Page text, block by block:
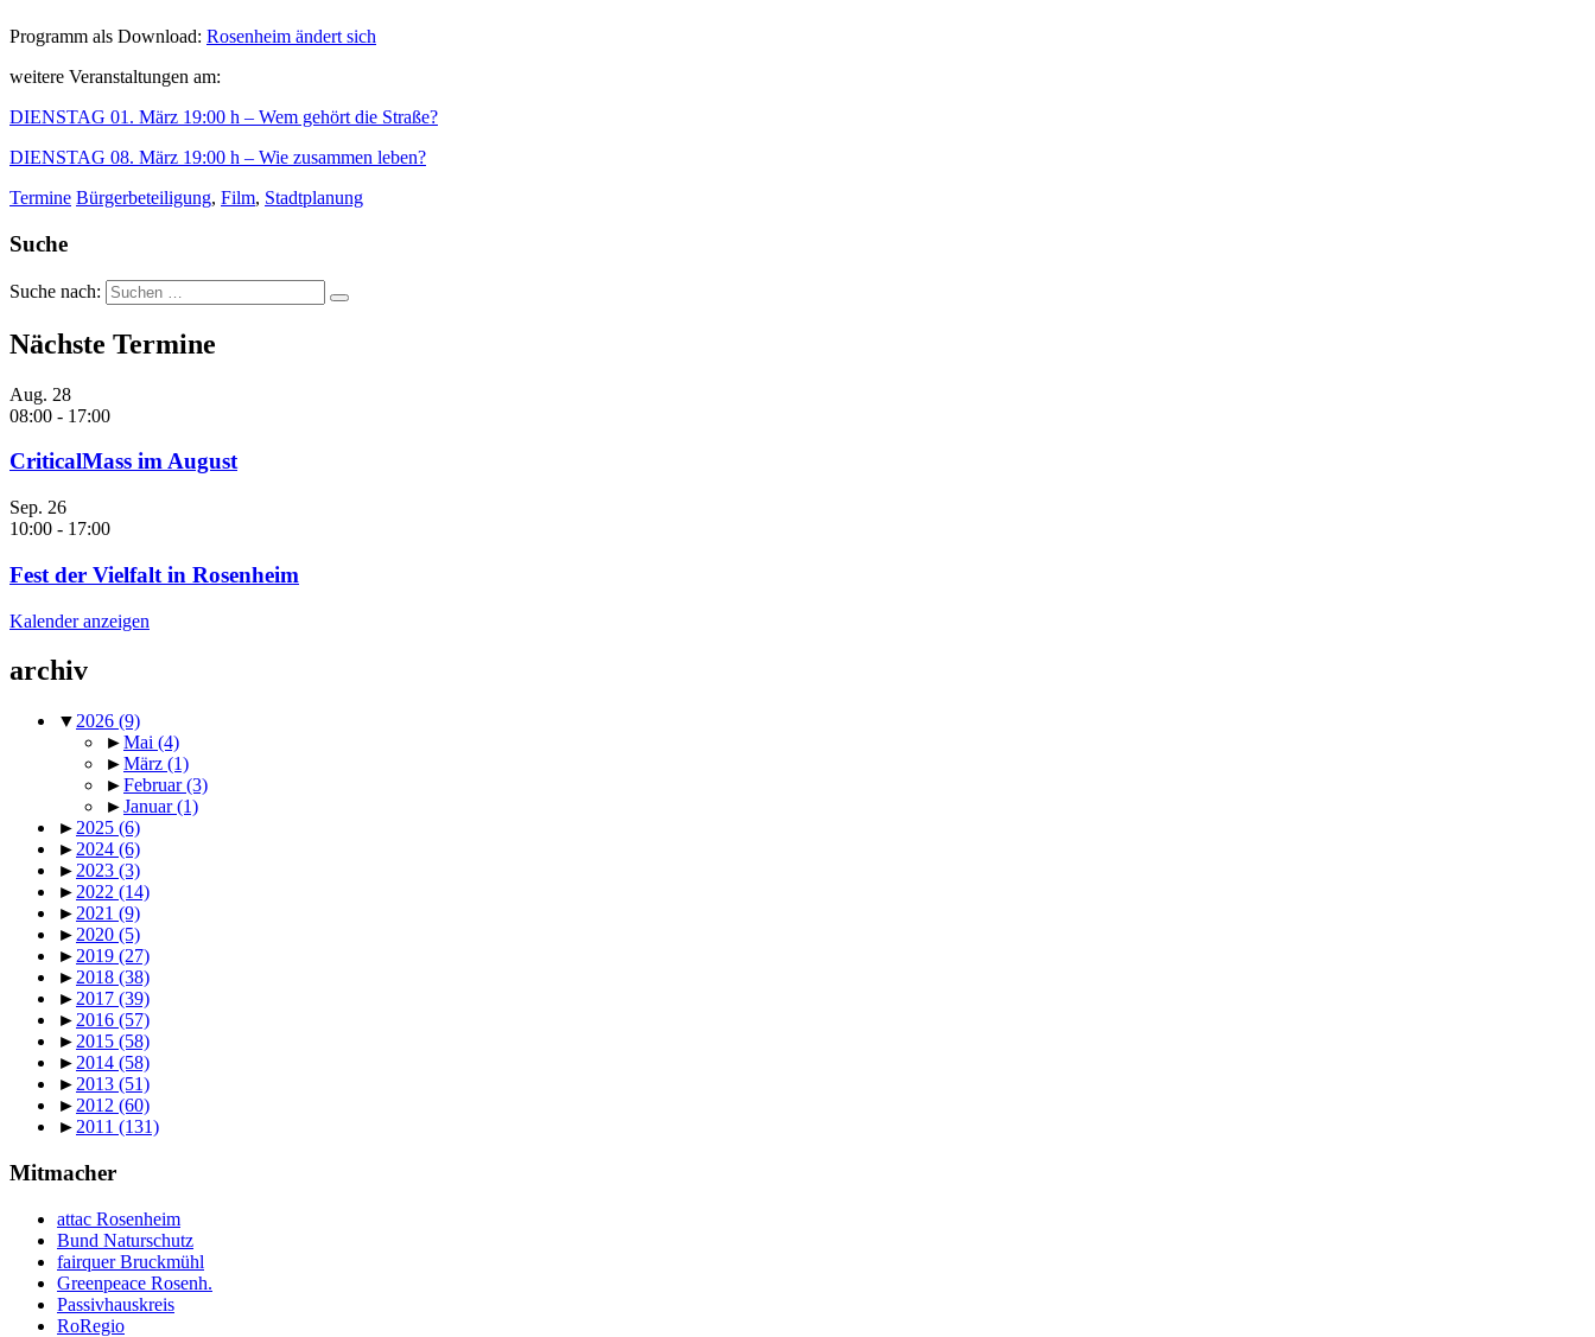
Programm als Download: Rosenheim ändert sich
weitere Veranstaltungen am:
DIENSTAG 01. März 19:00 h – Wem gehört die Straße?
DIENSTAG 08. März 19:00 h – Wie zusammen leben?
Termine Bürgerbeteiligung, Film, Stadtplanung
Suche
Suche nach:
Nächste Termine
Aug. 28
08:00 - 17:00
CriticalMass im August
Sep. 26
10:00 - 17:00
Fest der Vielfalt in Rosenheim
Kalender anzeigen
archiv
▼ 2026 (9)
►Mai (4)
►März (1)
►Februar(3)
►Januar(1)
► 2025 (6)
► 2024 (6)
► 2023 (3)
► 2022 (14)
► 2021 (9)
► 2020 (5)
► 2019 (27)
► 2018 (38)
► 2017 (39)
► 2016 (57)
► 2015 (58)
► 2014 (58)
► 2013 (51)
► 2012 (60)
► 2011 (131)
Mitmacher
attac Rosenheim
Bund Naturschutz
fairquer Bruckmühl
Greenpeace Rosenh.
Passivhauskreis
RoRegio